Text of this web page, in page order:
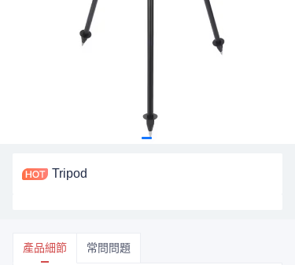
Tripod
產品細節 常問問題